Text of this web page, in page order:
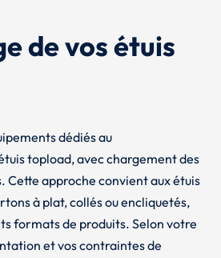
de vos étuis
dédiés au
topload, avec chargement des
Cette approche convient aux étuis
à plat, collés ou encliquetés,
formats de produits. Selon votre
et vos contraintes de